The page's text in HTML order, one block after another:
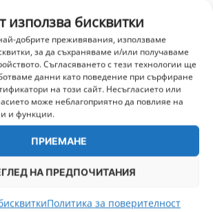
използва бисквитки
добрите преживявания, използваме
за да съхраняваме и/или получаваме
Съгласяването с тези технологии ще
данни като поведение при сърфиране
на този сайт. Несъгласието или
може неблагоприятно да повлияе на
и функции.
ПРИЕМАНЕ
НА ПРЕДПОЧИТАНИЯ
Политика за поверителност